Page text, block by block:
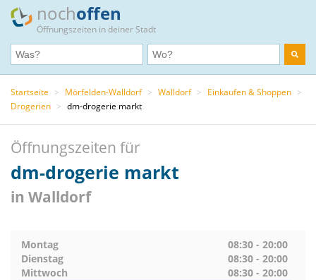
nochoffen
Öffnungszeiten in deiner Stadt
Startseite > Mörfelden-Walldorf > Walldorf > Einkaufen & Shoppen >
Drogerien > dm-drogerie markt
Öffnungszeiten für
dm-drogerie markt
in Walldorf
Montag
08:30 - 20:00
Dienstag
08:30 - 20:00
Mittwoch
08:30 - 20:00